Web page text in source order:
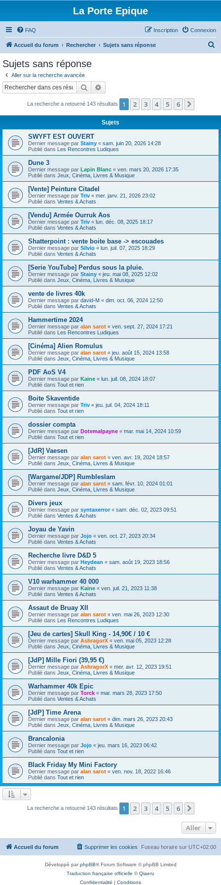
La Porte Epique
FAQ Connexion
Inscription
Accueil du forum Rechercher Sujets sans réponse
c
Sujets sans réponse
Aller sur la recherche avancée
Rechercher
La recherche a retourné 143 résultats 1 2 3 4 5 6
Sujets
SWYFT EST OUVERT
Dernier message par Stainy « sam. juin 20, 2026 14:28
Publié dans Les Rencontres Ludiques
Dune 3
Dernier message par Lapin Blanc « ven. mars 20, 2026 17:35
Publié dans Jeux, Cinéma, Livres & Musique
[Vente] Peinture Citadel
Dernier message par Triv « mer. janv. 21, 2026 23:02
Publié dans Ventes & Achats
[Vendu] Armée Ourruk Aos
Dernier message par Triv « lun. déc. 08, 2025 18:17
Publié dans Ventes & Achats
Shatterpoint : vente boite base -> escouades
Dernier message par Silvio « lun. juil. 07, 2025 18:29
Publié dans Ventes & Achats
[Serie YouTube] Perdus sous la pluie.
Dernier message par Stainy « jeu. mai 08, 2025 12:02
Publié dans Jeux, Cinéma, Livres & Musique
vente de livres 40k
Dernier message par david-M « dim. oct. 06, 2024 12:50
Publié dans Ventes & Achats
Hammertime 2024
Dernier message par alan sarot « ven. sept. 27, 2024 17:21
Publié dans Les Rencontres Ludiques
[Cinéma] Alien Romulus
Dernier message par alan sarot « jeu. août 15, 2024 13:58
Publié dans Jeux, Cinéma, Livres & Musique
PDF AoS V4
Dernier message par Kaine « lun. juil. 08, 2024 18:07
Publié dans Tout et rien
Boite Skaventide
Dernier message par Triv « jeu. juil. 04, 2024 18:11
Publié dans Tout et rien
dossier compta
Dernier message par Dotemalpayne « mar. mai 14, 2024 10:59
Publié dans Tout et rien
[JdR] Vaesen
Dernier message par alan sarot « ven. avr. 19, 2024 18:57
Publié dans Jeux, Cinéma, Livres & Musique
[Wargame/JDP] Rumbleslam
Dernier message par alan sarot « sam. févr. 10, 2024 01:01
Publié dans Jeux, Cinéma, Livres & Musique
Divers jeux
Dernier message par syntaxerror« sam. déc. 02, 2023 09:51
Publié dans Ventes & Achats
Joyau de Yavin
Dernier message par Jojo « ven. oct. 27, 2023 20:34
Publié dans Ventes & Achats
Recherche livre D&D 5
Dernier message par Heydean « sam. août 19, 2023 18:56
Publié dans Ventes & Achats
V10 warhammer 40 000
Dernier message par Kaine « ven. juil. 21, 2023 11:38
Publié dans Ventes & Achats
Assaut de Bruay XII
Dernier message par alan sarot « ven. mai 26, 2023 12:30
Publié dans Les Rencontres Ludiques
[Jeu de cartes] Skull King - 14,90€ / 10 €
Dernier message par AshragorX « ven. mai 05, 2023 12:28
Publié dans Jeux, Cinéma, Livres & Musique
[JdP] Mille Fiori (39,95 €)
Dernier message par AshragorX « mer. avr. 12, 2023 19:51
Publié dans Jeux, Cinéma, Livres & Musique
Warhammer 40k Epic
Dernier message par Torck « mar. mars 28, 2023 17:50
Publié dans Ventes & Achats
[JdP] Time Arena
Dernier message par alan sarot « dim. mars 26, 2023 20:43
Publié dans Jeux, Cinéma, Livres & Musique
Brancalonia
Dernier message par Jojo « jeu. mars 16, 2023 06:42
Publié dans Tout et rien
Black Friday My Mini Factory
Dernier message par alan sarot « ven. nov. 18, 2022 16:46
Publié dans Tout et rien
La recherche a retourné 143 résultats 1 2 3 4 5 6
Aller
Accueil du forum Fuseau horaire sur UTC+02:00
Supprimer les cookies
Développé parphpBB® Forum Software © phpBB Limited
Traduction française officielle ©Qiaeru
Confidentialité | Conditions